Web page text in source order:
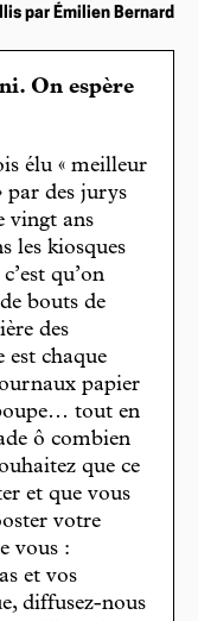
par Émilien Bernard
On espère
élu « meilleur
par des jurys
vingt ans
les kiosques
qu’on
bouts de
des
est chaque
papier
tout en
ô combien
que ce
et que vous
votre
vous :
et vos
diffusez-nous